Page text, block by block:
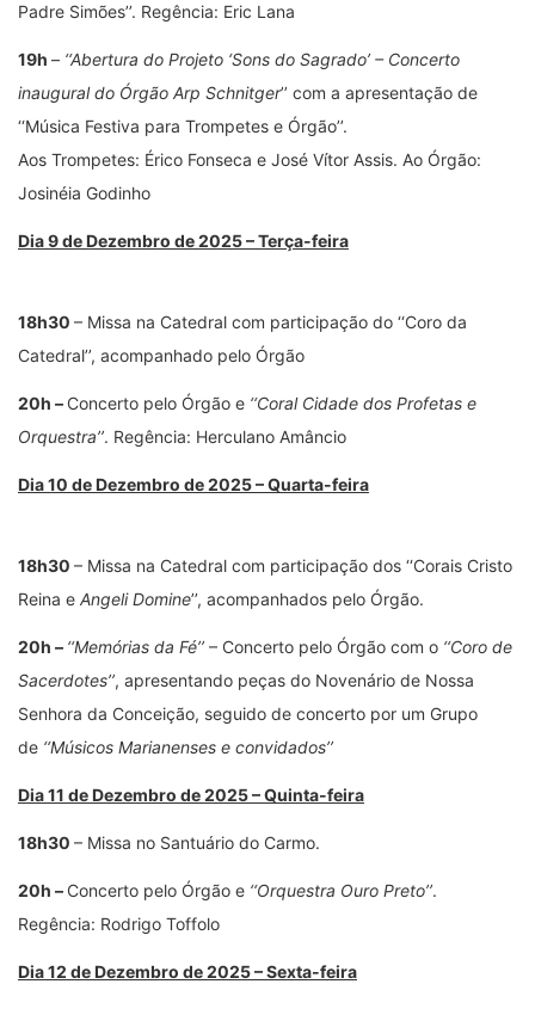
Padre Simões’’. Regência: Eric Lana
19h – ‘‘Abertura do Projeto ‘Sons do Sagrado’ – Concerto
inaugural do Órgão Arp Schnitger’’ com a apresentação de
‘‘Música Festiva para Trompetes e Órgão’’.
Aos Trompetes: Érico Fonseca e José Vítor Assis. Ao Órgão:
Josinéia Godinho
Dia 9 de Dezembro de 2025 – Terça-feira
18h30 – Missa na Catedral com participação do ‘‘Coro da
Catedral’’, acompanhado pelo Órgão
20h – Concerto pelo Órgão e ‘‘Coral Cidade dos Profetas e
Orquestra’’. Regência: Herculano Amâncio
Dia 10 de Dezembro de 2025 – Quarta-feira
18h30 – Missa na Catedral com participação dos ‘‘Corais Cristo
Reina e Angeli Domine’’, acompanhados pelo Órgão.
20h – ‘‘Memórias da Fé’’ – Concerto pelo Órgão com o ‘‘Coro de
Sacerdotes’’, apresentando peças do Novenário de Nossa
Senhora da Conceição, seguido de concerto por um Grupo
de ‘‘Músicos Marianenses e convidados’’
Dia 11 de Dezembro de 2025 – Quinta-feira
18h30 – Missa no Santuário do Carmo.
20h – Concerto pelo Órgão e ‘‘Orquestra Ouro Preto’’.
Regência: Rodrigo Toffolo
Dia 12 de Dezembro de 2025 – Sexta-feira